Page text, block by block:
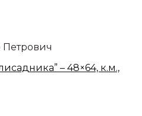
– 48×64, к.м.,